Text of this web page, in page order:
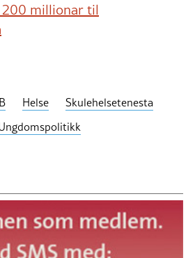
200 millionar til
Helse
Skulehelsetenesta